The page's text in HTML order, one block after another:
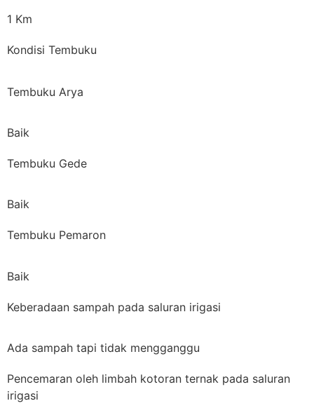
1 Km
Kondisi Tembuku
Tembuku Arya
Baik
Tembuku Gede
Baik
Tembuku Pemaron
Baik
Keberadaan sampah pada saluran irigasi
Ada sampah tapi tidak mengganggu
Pencemaran oleh limbah kotoran ternak pada saluran
irigasi